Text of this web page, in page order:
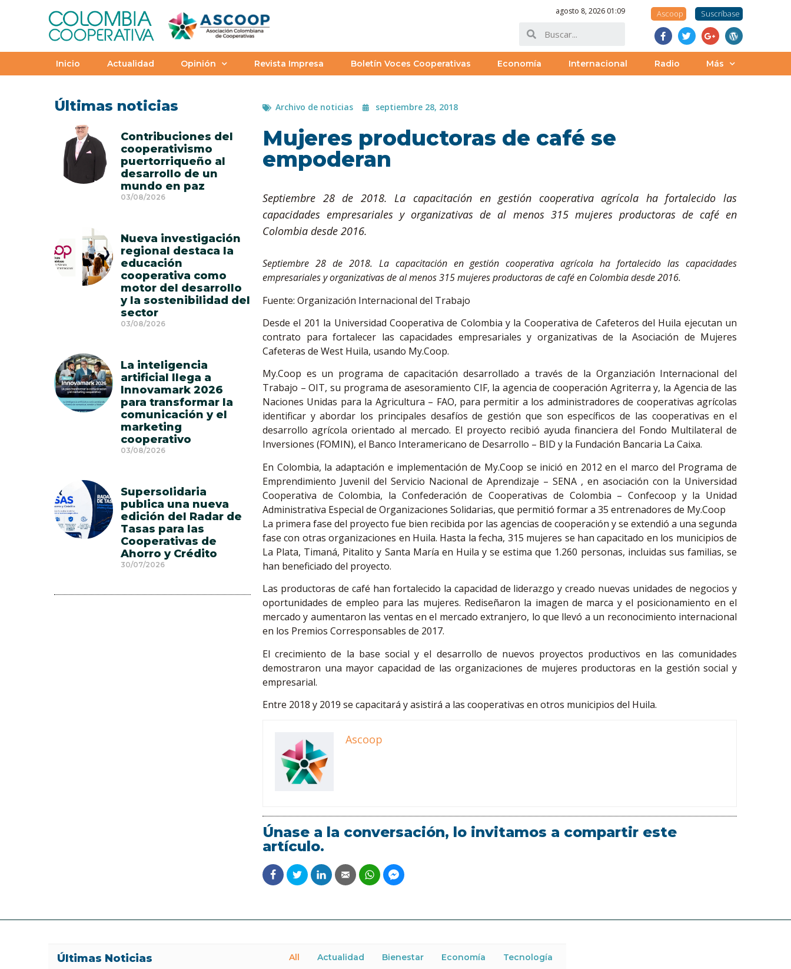
agosto 8, 2026 01:09 Ascoop Suscríbase
Inicio Actualidad Opinión Revista Impresa Boletín Voces Cooperativas Economía Internacional Radio Más
Últimas noticias
Contribuciones del
cooperativismo
puertorriqueño al
desarrollo de un
mundo en paz
03/08/2026
Nueva investigación
regional destaca la
educación
cooperativa como
motor del desarrollo
y la sostenibilidad del
sector
03/08/2026
La inteligencia
artificial llega a
Innovamark 2026
para transformar la
comunicación y el
marketing
cooperativo
03/08/2026
Supersolidaria
publica una nueva
edición del Radar de
Tasas para las
Cooperativas de
Ahorro y Crédito
30/07/2026
Archivo de noticias septiembre 28, 2018
Mujeres productoras de café se
empoderan
Septiembre 28 de 2018. La capacitación en gestión cooperativa agrícola ha fortalecido las
capacidades empresariales y organizativas de al menos 315 mujeres productoras de café en
Colombia desde 2016.
Septiembre 28 de 2018. La capacitación en gestión cooperativa agrícola ha fortalecido las capacidades
empresariales y organizativas de al menos 315 mujeres productoras de café en Colombia desde 2016.
Fuente: Organización Internacional del Trabajo
Desde el 201 la Universidad Cooperativa de Colombia y la Cooperativa de Cafeteros del Huila ejecutan un
contrato para fortalecer las capacidades empresariales y organizativas de la Asociación de Mujeres
Cafeteras de West Huila, usando My.Coop.
My.Coop es un programa de capacitación desarrollado a través de la Organziación Internacional del
Trabajo – OIT, su programa de asesoramiento CIF, la agencia de cooperación Agriterra y, la Agencia de las
Naciones Unidas para la Agricultura – FAO, para permitir a los administradores de cooperativas agrícolas
identificar y abordar los principales desafíos de gestión que son específicos de las cooperativas en el
desarrollo agrícola orientado al mercado. El proyecto recibió ayuda financiera del Fondo Multilateral de
Inversiones (FOMIN), el Banco Interamericano de Desarrollo – BID y la Fundación Bancaria La Caixa.
En Colombia, la adaptación e implementación de My.Coop se inició en 2012 en el marco del Programa de
Emprendimiento Juvenil del Servicio Nacional de Aprendizaje – SENA , en asociación con la Universidad
Cooperativa de Colombia, la Confederación de Cooperativas de Colombia – Confecoop y la Unidad
Administrativa Especial de Organizaciones Solidarias, que permitió formar a 35 entrenadores de My.Coop
La primera fase del proyecto fue bien recibida por las agencias de cooperación y se extendió a una segunda
fase con otras organizaciones en Huila. Hasta la fecha, 315 mujeres se han capacitado en los municipios de
La Plata, Timaná, Pitalito y Santa María en Huila y se estima que 1.260 personas, incluidas sus familias, se
han beneficiado del proyecto.
Las productoras de café han fortalecido la capacidad de liderazgo y creado nuevas unidades de negocios y
oportunidades de empleo para las mujeres. Rediseñaron la imagen de marca y el posicionamiento en el
mercado y aumentaron las ventas en el mercado extranjero, lo que llevó a un reconocimiento internacional
en los Premios Corresponsables de 2017.
El crecimiento de la base social y el desarrollo de nuevos proyectos productivos en las comunidades
demostraron una mayor capacidad de las organizaciones de mujeres productoras en la gestión social y
empresarial.
Entre 2018 y 2019 se capacitará y asistirá a las cooperativas en otros municipios del Huila.
Ascoop
Únase a la conversación, lo invitamos a compartir este
artículo.
Últimas Noticias All Actualidad Bienestar Economía Tecnología